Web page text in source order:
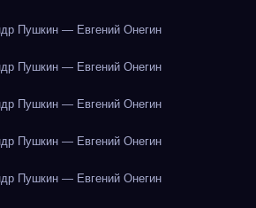
Пушкин — Евгений Онегин
Пушкин — Евгений Онегин
Пушкин — Евгений Онегин
Пушкин — Евгений Онегин
Пушкин — Евгений Онегин